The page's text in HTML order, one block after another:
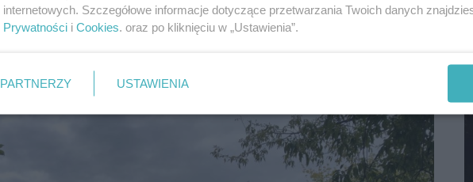
internetowych. Szczegółowe informacje dotyczące przetwarzania Twoich danych
Prywatności i Cookies. oraz po kliknięciu w „Ustawienia”.
PARTNERZY USTAWIENIA